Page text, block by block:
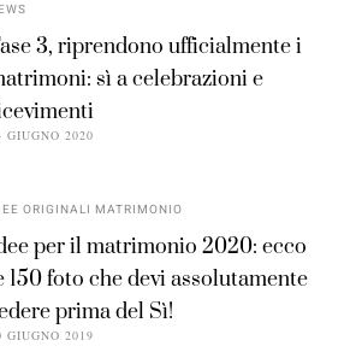
3, riprendono ufficialmente i
sì a celebrazioni e
GIUGNO 2020
ORIGINALI MATRIMONIO
per il matrimonio 2020: ecco
150 foto che devi assolutamente
prima del Sì!
GIUGNO 2019